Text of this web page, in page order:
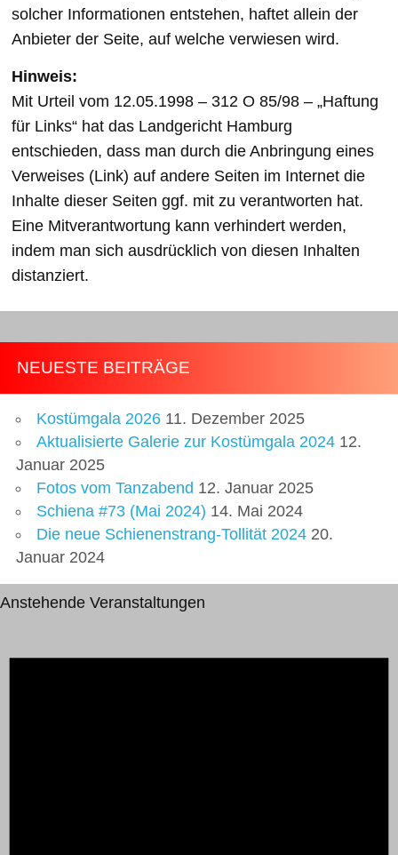
solcher Informationen entstehen, haftet allein der
Anbieter der Seite, auf welche verwiesen wird.
Hinweis:
Mit Urteil vom 12.05.1998 – 312 O 85/98 – „Haftung
für Links“ hat das Landgericht Hamburg
entschieden, dass man durch die Anbringung eines
Verweises (Link) auf andere Seiten im Internet die
Inhalte dieser Seiten ggf. mit zu verantworten hat.
Eine Mitverantwortung kann verhindert werden,
indem man sich ausdrücklich von diesen Inhalten
distanziert.
NEUESTE BEITRÄGE
Kostümgala 2026 11. Dezember 2025
Aktualisierte Galerie zur Kostümgala 2024 12.
Januar 2025
Fotos vom Tanzabend 12. Januar 2025
Schiena #73 (Mai 2024) 14. Mai 2024
Die neue Schienenstrang-Tollität 2024 20.
Januar 2024
Anstehende Veranstaltungen